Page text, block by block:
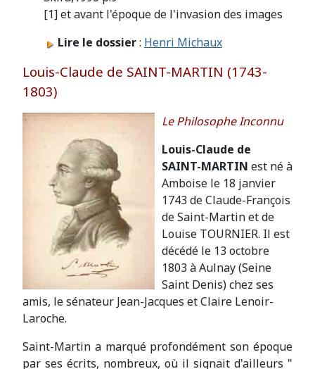
[1] et avant l'époque de l'invasion des images
Lire le dossier: Henri Michaux
Louis-Claude de SAINT-MARTIN (1743-
1803)
Le Philosophe Inconnu
Louis-Claude de
SAINT-MARTIN est né à
Amboise le 18 janvier
1743 de Claude-François
de Saint-Martin et de
Louise TOURNIER. Il est
décédé le 13 octobre
1803 à Aulnay (Seine
Saint Denis) chez ses
amis, le sénateur Jean-Jacques et Claire Lenoir-
Laroche.
Saint-Martin a marqué profondément son époque
par ses écrits, nombreux, où il signait d'ailleurs "